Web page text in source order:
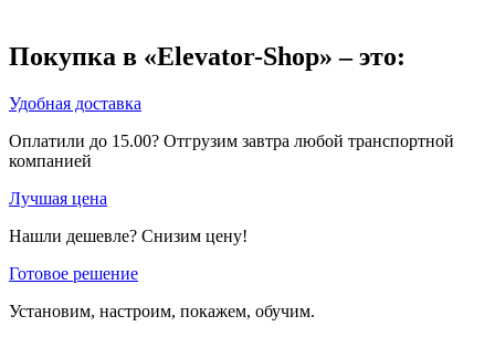
Покупка в «Elevator-Shop» – это:
Удобная доставка
Оплатили до 15.00? Отгрузим завтра любой транспортной
компанией
Лучшая цена
Нашли дешевле? Снизим цену!
Готовое решение
Установим, настроим, покажем, обучим.